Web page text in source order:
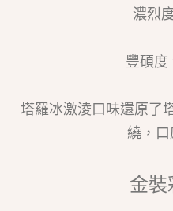
濃烈
豐碩
塔羅冰激淩口味還原了
繞，口
金裝